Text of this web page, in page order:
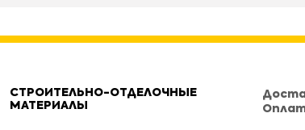
СТРОИТЕЛЬНО-ОТДЕЛОЧНЫЕ
МАТЕРИАЛЫ